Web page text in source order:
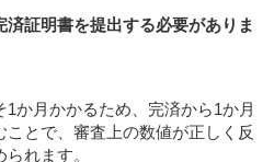
済証明書を提出する必要がありま
か月かかるため、完済から1か月
とで、審査上の数値が正しく反
れます。